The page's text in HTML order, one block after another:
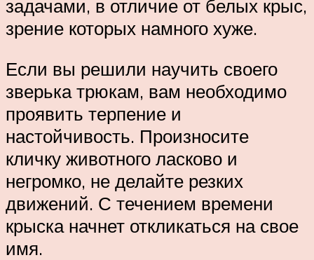
задачами, в отличие от белых крыс,
зрение которых намного хуже.
Если вы решили научить своего
зверька трюкам, вам необходимо
проявить терпение и
настойчивость. Произносите
кличку животного ласково и
негромко, не делайте резких
движений. С течением времени
крыска начнет откликаться на свое
имя.